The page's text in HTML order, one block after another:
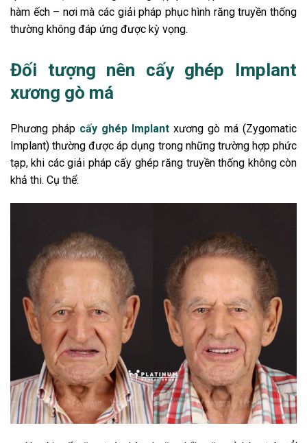
hàm ếch – nơi mà các giải pháp phục hình răng truyền thống
thường không đáp ứng được kỳ vọng.
Đối tượng nên cấy ghép Implant
xương gò má
Phương pháp cấy ghép Implant xương gò má (Zygomatic
Implant) thường được áp dụng trong những trường hợp phức
tạp, khi các giải pháp cấy ghép răng truyền thống không còn
khả thi. Cụ thể: